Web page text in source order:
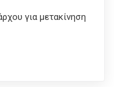
για μετακίνηση